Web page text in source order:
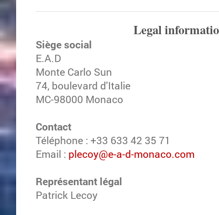
Legal
Siège social
E.A.D
Monte Carlo Sun
74, boulevard d'Italie
MC-98000 Monaco
Contact
Téléphone : +33 633 42 35 71
Email : plecoy@e-a-d-monaco.com
Représentant légal
Patrick Lecoy